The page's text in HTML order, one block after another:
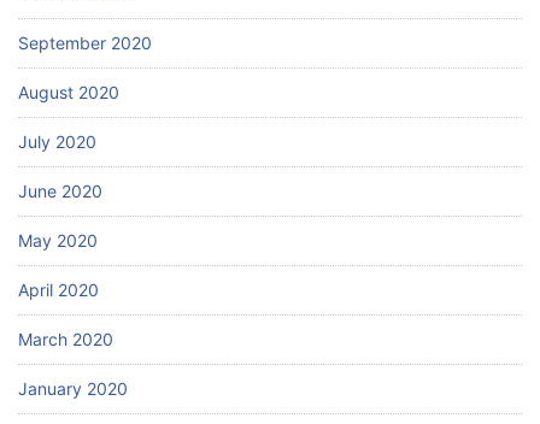
September 2020
August 2020
July 2020
June 2020
May 2020
April 2020
March 2020
January 2020